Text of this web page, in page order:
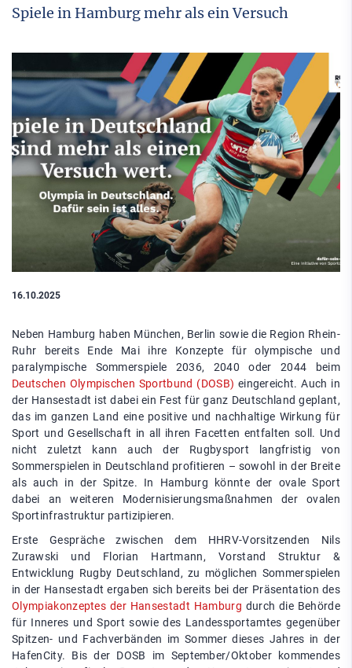
Spiele in Hamburg mehr als ein Versuch
16.10.2025
Neben Hamburg haben München, Berlin sowie die Region Rhein-
Ruhr bereits Ende Mai ihre Konzepte für olympische und
paralympische Sommerspiele 2036, 2040 oder 2044 beim
Deutschen Olympischen Sportbund (DOSB) eingereicht. Auch in
der Hansestadt ist dabei ein Fest für ganz Deutschland geplant,
das im ganzen Land eine positive und nachhaltige Wirkung für
Sport und Gesellschaft in all ihren Facetten entfalten soll. Und
nicht zuletzt kann auch der Rugbysport langfristig von
Sommerspielen in Deutschland profitieren – sowohl in der Breite
als auch in der Spitze. In Hamburg könnte der ovale Sport
dabei an weiteren Modernisierungsmaßnahmen der ovalen
Sportinfrastruktur partizipieren.
Erste Gespräche zwischen dem HHRV-Vorsitzenden Nils
Zurawski und Florian Hartmann, Vorstand Struktur &
Entwicklung Rugby Deutschland, zu möglichen Sommerspielen
in der Hansestadt ergaben sich bereits bei der Präsentation des
Olympiakonzeptes der Hansestadt Hamburg durch die Behörde
für Inneres und Sport sowie des Landessportamtes gegenüber
Spitzen- und Fachverbänden im Sommer dieses Jahres in der
HafenCity. Bis der DOSB im September/Oktober kommendes